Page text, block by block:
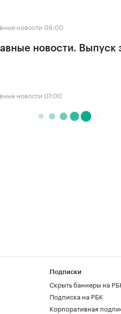
новости 08:00
новости.
новости 07:00
Подписки
Скрыть баннеры на
Подписка на РБК
Корпоративная